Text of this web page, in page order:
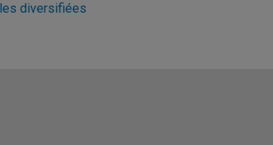
diversifiées